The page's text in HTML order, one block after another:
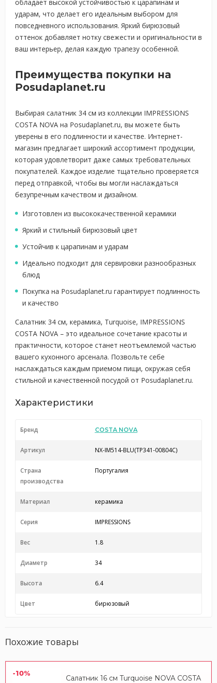
обладает высокой устойчивостью к царапинам и
ударам, что делает его идеальным выбором для
повседневного использования. Яркий бирюзовый
оттенок добавляет нотку свежести и оригинальности в
ваш интерьер, делая каждую трапезу особенной.
Преимущества покупки на
Posudaplanet.ru
Выбирая салатник 34 см из коллекции IMPRESSIONS
COSTA NOVA на Posudaplanet.ru, вы можете быть
уверены в его подлинности и качестве. Интернет-
магазин предлагает широкий ассортимент продукции,
которая удовлетворит даже самых требовательных
покупателей. Каждое изделие тщательно проверяется
перед отправкой, чтобы вы могли наслаждаться
безупречным качеством и дизайном.
Изготовлен из высококачественной керамики
Яркий и стильный бирюзовый цвет
Устойчив к царапинам и ударам
Идеально подходит для сервировки разнообразных
блюд
Покупка на Posudaplanet.ru гарантирует подлинность
и качество
Салатник 34 см, керамика, Turquoise, IMPRESSIONS
COSTA NOVA – это идеальное сочетание красоты и
практичности, которое станет неотъемлемой частью
вашего кухонного арсенала. Позвольте себе
наслаждаться каждым приемом пищи, окружая себя
стильной и качественной посудой от Posudaplanet.ru.
Характеристики
Бренд COSTA NOVA
Артикул NX-IM514-BLU(TP341-00804C)
Страна
производства
Португалия
Материал керамика
Серия IMPRESSIONS
Вес 1.8
Диаметр 34
Высота 6.4
Цвет бирюзовый
Похожие товары
-10%
Салатник 16 см Turquoise NOVA COSTA